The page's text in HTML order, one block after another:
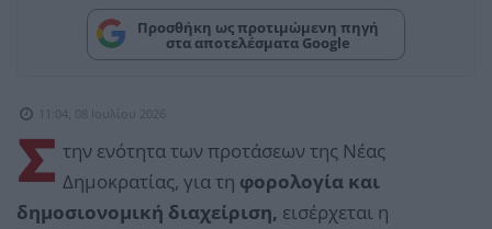
Προσθήκη ως προτιμώμενη πηγή
στα αποτελέσματα Google
11:04, 08 Ιουλίου 2026
Σ την ενότητα των προτάσεων της Νέας
Δημοκρατίας, για τη φορολογία και
δημοσιονομική διαχείριση, εισέρχεται η